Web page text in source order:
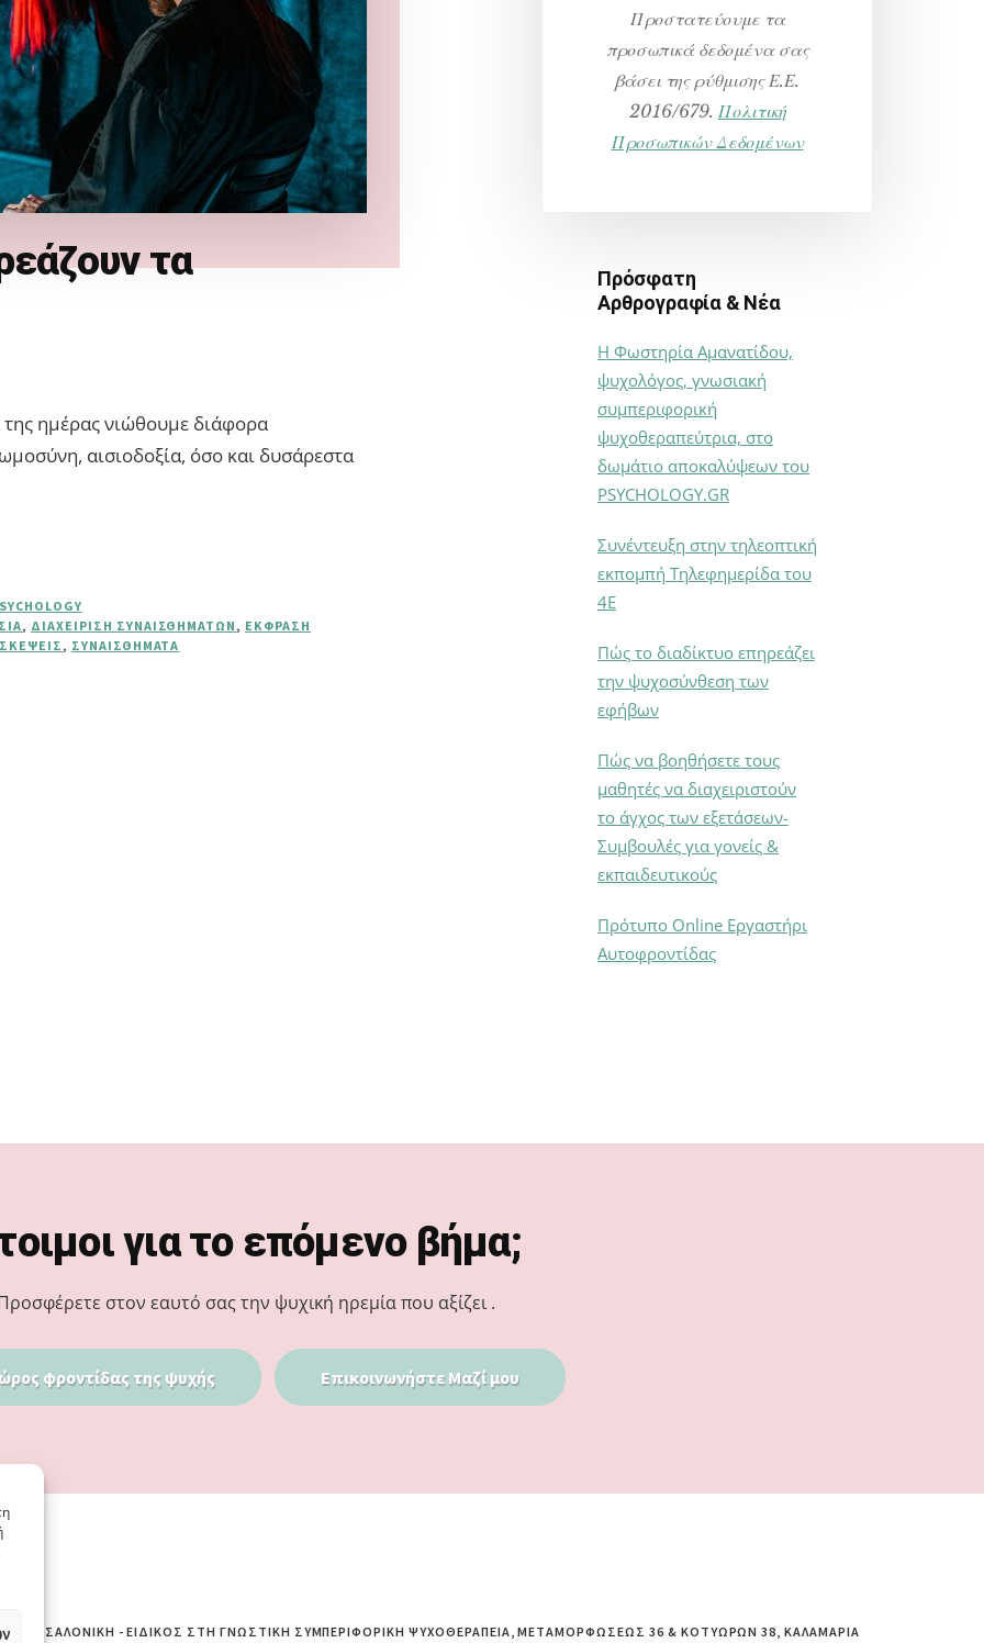
τα
της ημέρας νιώθουμε διάφορα
αισιοδοξία, όσο και δυσάρεστα
, ΔΙΑΧΕΊΡΙΣΗ ΣΥΝΑΙΣΘΗΜΆΤΩΝ, ΈΚΦΡΑΣΗ
ΣΚΈΨΕΙΣ, ΣΥΝΑΙΣΘΉΜΑΤΑ
Προστατεύουμε τα
προσωπικά δεδομένα σας
βάσει της ρύθμισης Ε.Ε.
2016/679. Πολιτική
Προσωπικών Δεδομένων
Πρόσφατη
Αρθρογραφία & Νέα
Η Φωστηρία Αμανατίδου,
ψυχολόγος, γνωσιακή
συμπεριφορική
ψυχοθεραπεύτρια, στο
δωμάτιο αποκαλύψεων του
PSYCHOLOGY.GR
Συνέντευξη στην τηλεοπτική
εκπομπή Τηλεφημερίδα του
4Ε
Πώς το διαδίκτυο επηρεάζει
την ψυχοσύνθεση των
εφήβων
Πώς να βοηθήσετε τους
μαθητές να διαχειριστούν
το άγχος των εξετάσεων-
Συμβουλές για γονείς &
εκπαιδευτικούς
Πρότυπο Online Εργαστήρι
Αυτοφροντίδας
για το επόμενο βήμα;
στον εαυτό σας την ψυχική ηρεμία που αξίζει .
φροντίδας της ψυχής Επικοινωνήστε Μαζί μου
ΘΕΣΣΑΛΟΝΊΚΗ - ΕΙΔΙΚΌΣ ΣΤΗ ΓΝΩΣΤΙΚΉ ΣΥΜΠΕΡΙΦΟΡΙΚΉ ΨΥΧΟΘΕΡΑΠΕΊΑ, ΜΕΤΑΜΟΡΦΏΣΕΩΣ 36 & ΚΟΤΥΏΡΩΝ 38, ΚΑΛΑΜΑΡΙΆ